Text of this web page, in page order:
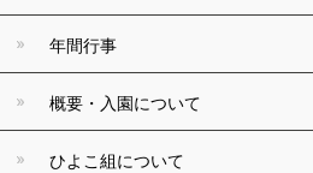
年間行事
概要・入園について
ひよこ組について